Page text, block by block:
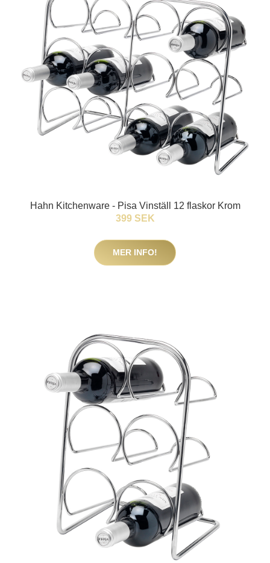
Hahn Kitchenware - Pisa Vinställ 12 flaskor Krom
399 SEK
MER INFO!